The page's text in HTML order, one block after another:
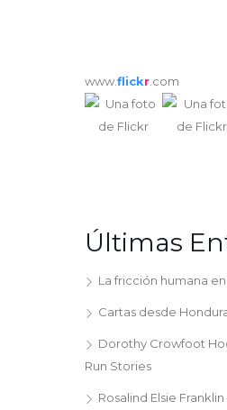
www.flickr .com
Últimas
La fricción humana
Cartas desde
Dorothy Crowfoot
Run Stories
Rosalind Elsie